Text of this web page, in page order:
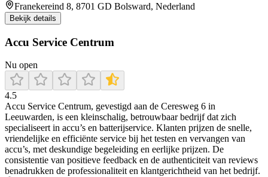
Franekereind 8, 8701 GD Bolsward, Nederland
Bekijk details
Accu Service Centrum
Nu open
4.5
Accu Service Centrum, gevestigd aan de Ceresweg 6 in
Leeuwarden, is een kleinschalig, betrouwbaar bedrijf dat zich
specialiseert in accu’s en batterijservice. Klanten prijzen de snelle,
vriendelijke en efficiënte service bij het testen en vervangen van
accu’s, met deskundige begeleiding en eerlijke prijzen. De
consistentie van positieve feedback en de authenticiteit van reviews
benadrukken de professionaliteit en klantgerichtheid van het bedrijf.